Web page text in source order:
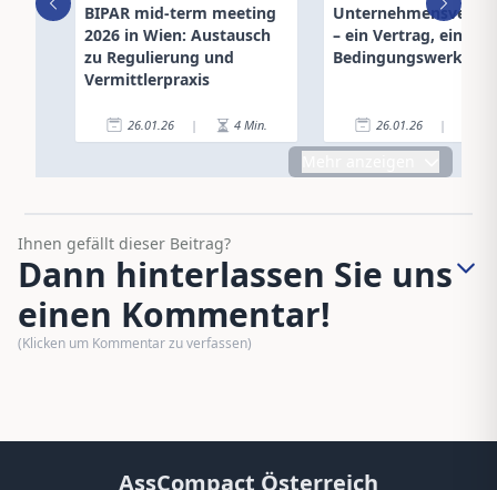
BIPAR mid-term meeting
2026 in Wien: Austausch
zu Regulierung und
Vermittlerpraxis
26.01.26 | 4 Min.
– ein Vertrag, ein
Bedingungswerk
26.01.26 |
Ihnen gefällt dieser Beitrag?
Dann hinterlassen Sie uns
einen Kommentar!
(Klicken um Kommentar zu verfassen)
AssCompact Österreich